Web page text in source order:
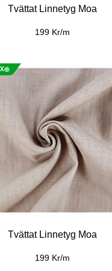
Tvättat Linnetyg Moa
199 Kr/m
Tvättat Linnetyg Moa
199 Kr/m